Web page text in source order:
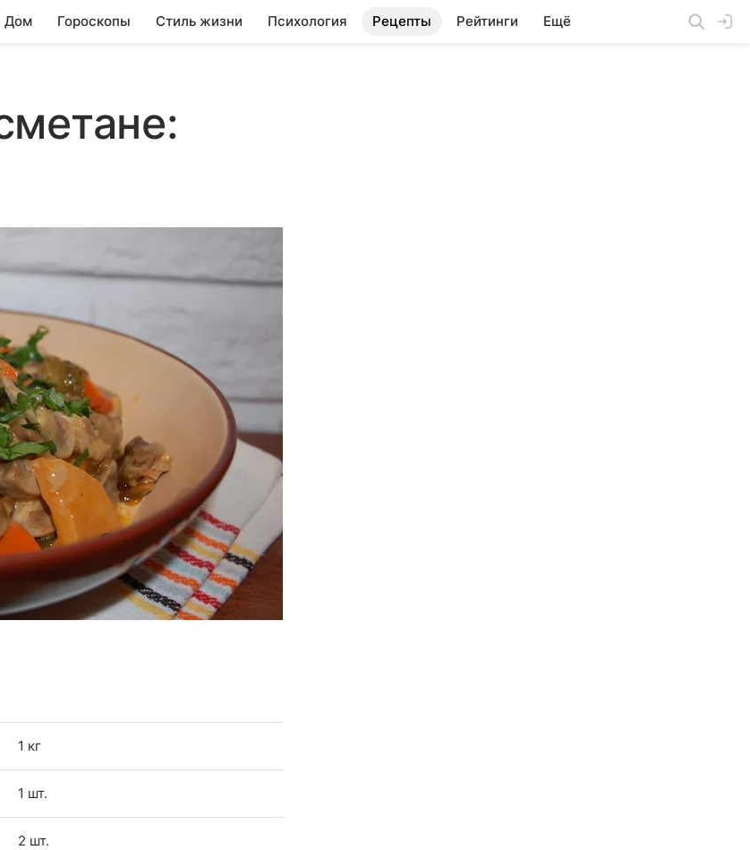
Дом Гороскопы Стиль жизни Психология Рецепты Рейтинги Ещё
1 кг
1 шт.
2 шт.